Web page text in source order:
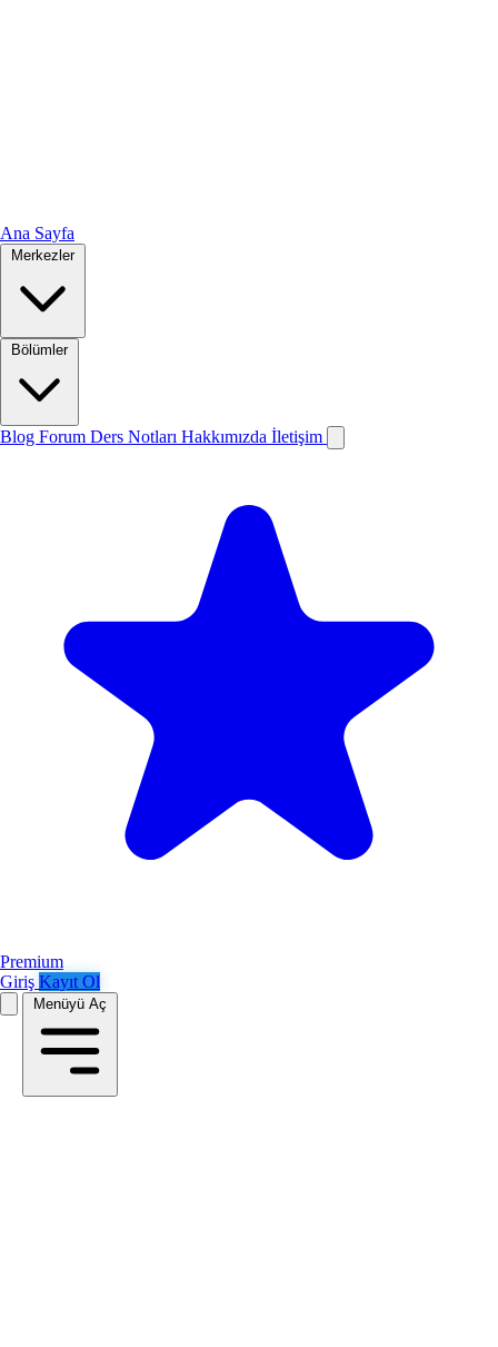
Ana Sayfa
Merkezler
Bölümler
Blog Forum Ders Notları Hakkımızda İletişim
Premium
Giriş Kayıt Ol
Menüyü Aç